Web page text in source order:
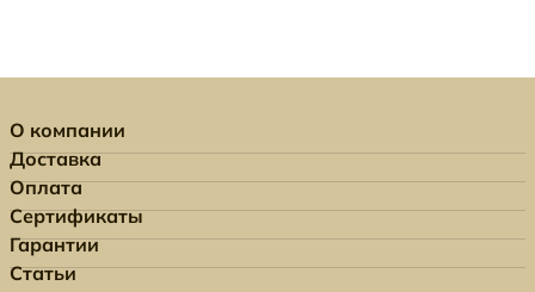
О компании
Доставка
Оплата
Сертификаты
Гарантии
Статьи